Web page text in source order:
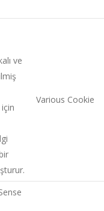
ve
Various Cookie